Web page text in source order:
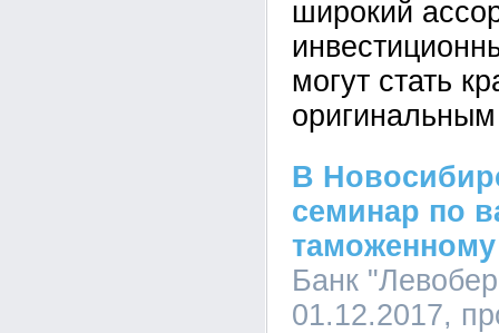
широкий
могут стать
В
семинар по
таможенному
Банк
01.12.2017,